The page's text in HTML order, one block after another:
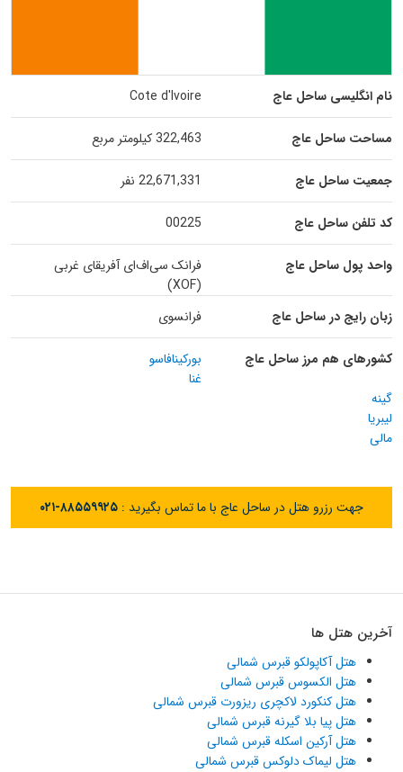
نام انگلیسی ساحل عاج Cote d'Ivoire
مساحت ساحل عاج 322,463 کیلومتر مربع
جمعیت ساحل عاج 22,671,331 نفر
کد تلفن ساحل عاج 00225
واحد پول ساحل عاج
فرانک سی‌اف‌ای آفریقای غربی
(XOF)
زبان رایج در ساحل عاج
فرانسوی
کشورهای هم مرز ساحل عاج
بورکینافاسو
غنا
گینه
لیبریا
مالی
جهت رزرو هتل در ساحل عاج با ما تماس بگیرید : ۰۲۱-۸۸۵۵۹۹۲۵
آخرین هتل ها
هتل آکاپولکو قبرس شمالی
هتل الکسوس قبرس شمالی
هتل کنکورد لاکچری ریزورت قبرس شمالی
هتل پیا بلا گیرنه قبرس شمالی
هتل آرکین اسکله قبرس شمالی
هتل لیماک دلوکس قبرس شمالی